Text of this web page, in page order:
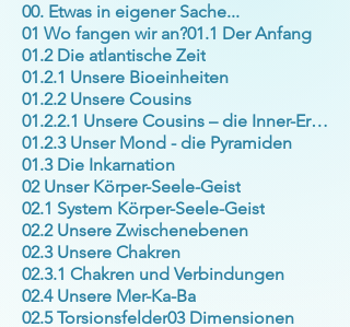
00. Etwas in eigener Sache...
01 Wo fangen wir an?01.1 Der Anfang
01.2 Die atlantische Zeit
01.2.1 Unsere Bioeinheiten
01.2.2 Unsere Cousins
01.2.2.1 Unsere Cousins – die Inner-Erde
01.2.3 Unser Mond - die Pyramiden
01.3 Die Inkarnation
02 Unser Körper-Seele-Geist
02.1 System Körper-Seele-Geist
02.2 Unsere Zwischenebenen
02.3 Unsere Chakren
02.3.1 Chakren und Verbindungen
02.4 Unsere Mer-Ka-Ba
02.5 Torsionsfelder03 Dimensionen